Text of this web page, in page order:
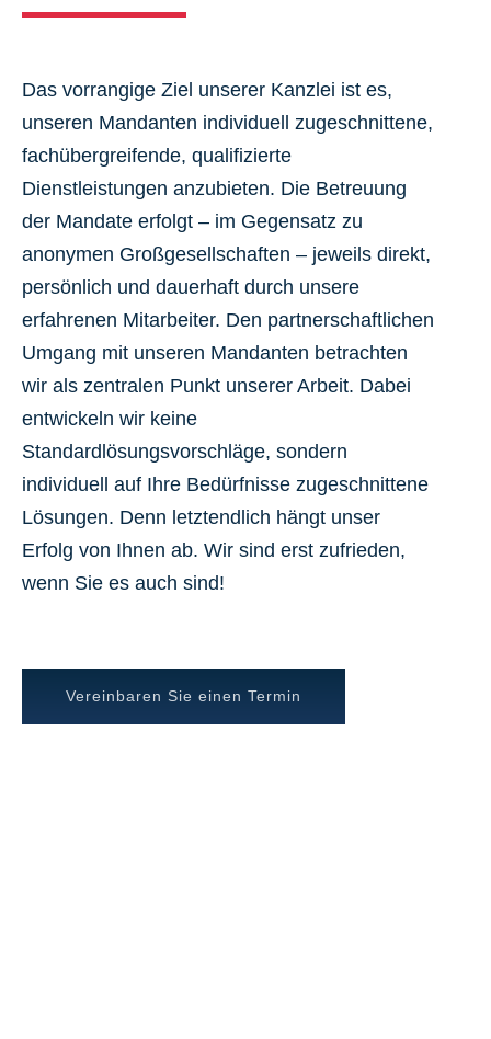
Das vorrangige Ziel unserer Kanzlei ist es,
unseren Mandanten individuell zugeschnittene,
fachübergreifende, qualifizierte
Dienstleistungen anzubieten. Die Betreuung
der Mandate erfolgt – im Gegensatz zu
anonymen Großgesellschaften – jeweils direkt,
persönlich und dauerhaft durch unsere
erfahrenen Mitarbeiter. Den partnerschaftlichen
Umgang mit unseren Mandanten betrachten
wir als zentralen Punkt unserer Arbeit. Dabei
entwickeln wir keine
Standardlösungsvorschläge, sondern
individuell auf Ihre Bedürfnisse zugeschnittene
Lösungen. Denn letztendlich hängt unser
Erfolg von Ihnen ab. Wir sind erst zufrieden,
wenn Sie es auch sind!
Vereinbaren Sie einen Termin